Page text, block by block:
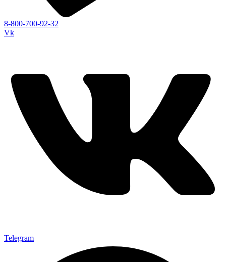
8-800-700-92-32
Vk
Telegram